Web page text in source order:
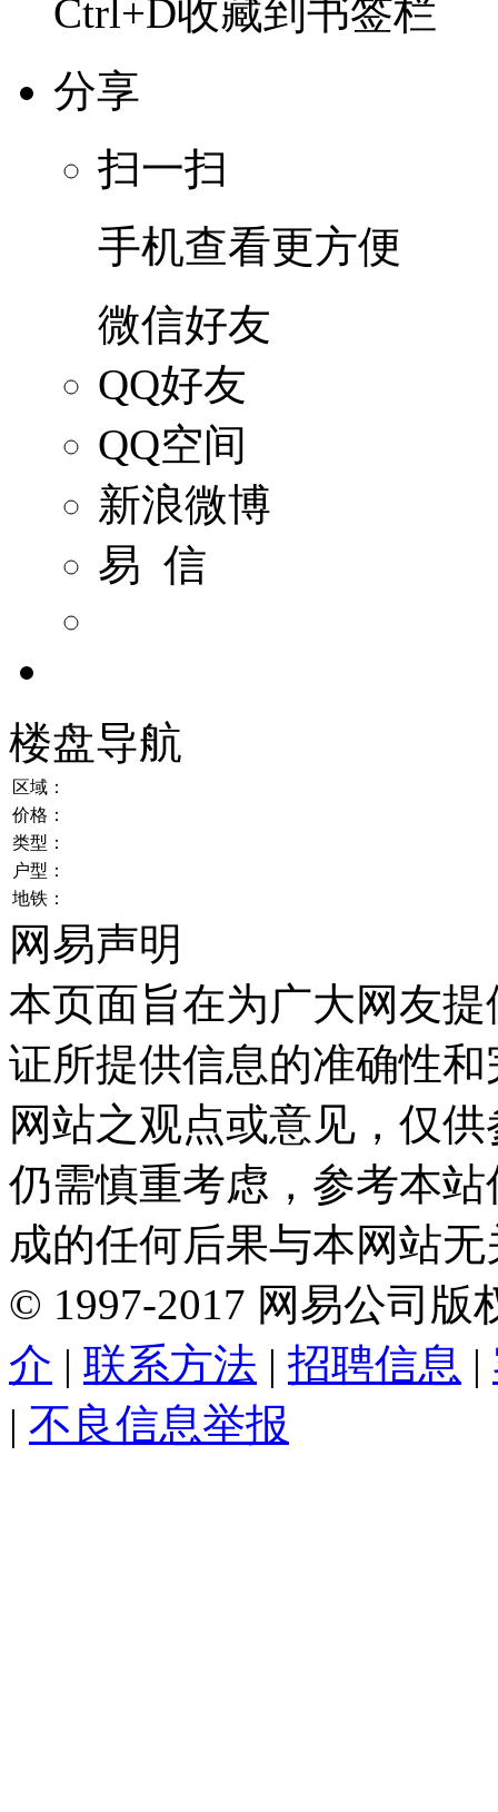
Ctrl+D收藏到书签栏
分享
扫一扫
手机查看更方便
微信好友
QQ好友
QQ空间
新浪微博
易 信
楼盘导航
区域：
价格：
类型：
户型：
地铁：
网易声明
本页面旨在为广大网友
证所提供信息的准确性
网站之观点或意见，仅
仍需慎重考虑，参考本
成的任何后果与本网站
© 1997-2017 网易公司版
介 | 联系方法 | 招聘信息 |
| 不良信息举报